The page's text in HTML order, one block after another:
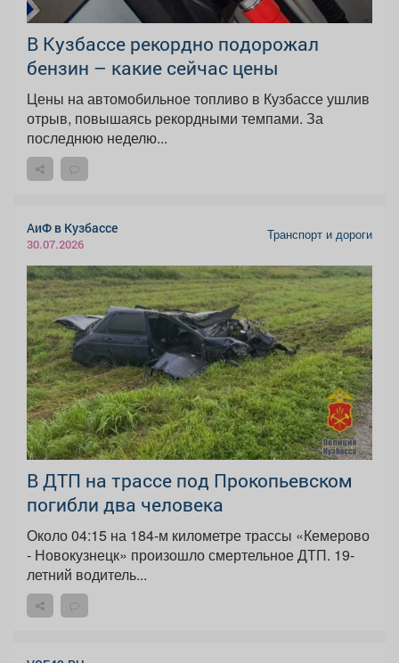
В Кузбассе рекордно подорожал
бензин – какие сейчас цены
Цены на автомобильное топливо в Кузбассе ушлив
отрыв, повышаясь рекордными темпами. За
последнюю неделю...
АиФ в Кузбассе
30.07.2026
Транспорт и дороги
В ДТП на трассе под Прокопьевском
погибли два человека
Около 04:15 на 184-м километре трассы «Кемерово
- Новокузнецк» произошло смертельное ДТП. 19-
летний водитель...